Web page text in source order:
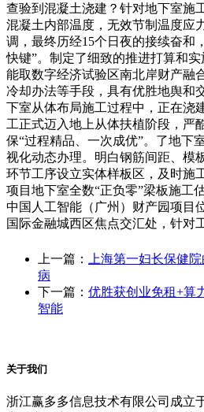
查验到混凝土浇建？针对地下室施
混凝土内部温度，无效节制温度应
调，最终历经15个日夜的接续奋和
快键”。制定了细致的推进打算和
能取数字经济试验区南北岸财产融
冷却办法等手段，具有优胜地舆和
下室从体布局施工过程中，正在浇
工正式迈入地上从体扶植阶段，严
保“过程精品、一次成优”。了地下
视化动态办理。明白钢筋间距、模
环节工序设立实体样板区，及时施
项目地下室全数“正负零”梁板施工
中国人工智能（广州）财产园项目
国际金融城西区焦点交汇处，针对
上一篇： 上海第一妇长保健
病
下一篇： 优胜获创业免租+算
智能
关于我们
浙江赢多多信息技术有限公司成立